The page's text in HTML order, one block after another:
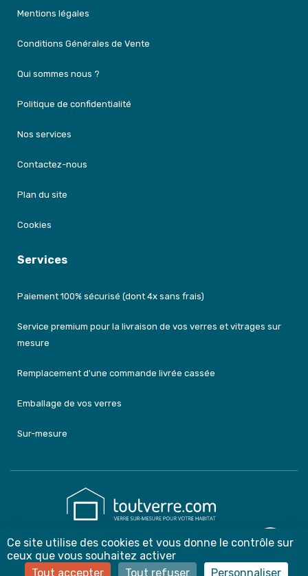
Ce site utilise des cookies et vous donne le contrôle sur
ceux que vous souhaitez activer
Tout accepter
Tout refuser Personnaliser
Mentions légales
Conditions Générales de Vente
Qui sommes nous ?
Politique de confidentialité
Nos services
Contactez-nous
Plan du site
Cookies
Services
Paiement 100% sécurisé (dont 4x sans frais)
Service premium pour la livraison de vos verres et vitrages sur
mesure
Remplacement d'une commande livrée cassée
Emballage de vos verres
Sur-mesure
contact@toutverre.com
03 59 22 99 17 ou 07 83 44 75 54
Du lundi au vendredi de 8h à 12h et de 13h30 à 18h